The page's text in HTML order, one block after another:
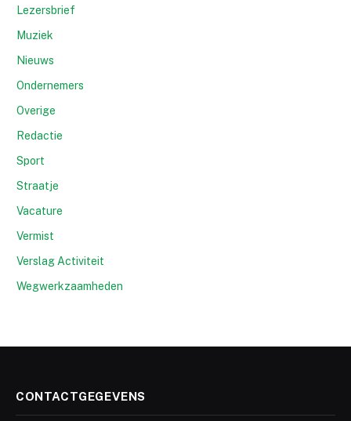
Lezersbrief
Muziek
Nieuws
Ondernemers
Overige
Redactie
Sport
Straatje
Vacature
Vermist
Verslag Activiteit
Wegwerkzaamheden
CONTACTGEGEVENS